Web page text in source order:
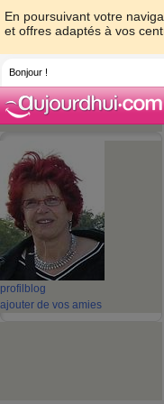
En poursuivant votre
et offres adaptés à vos
Bonjour !
profil blog
ajouter de vos amies